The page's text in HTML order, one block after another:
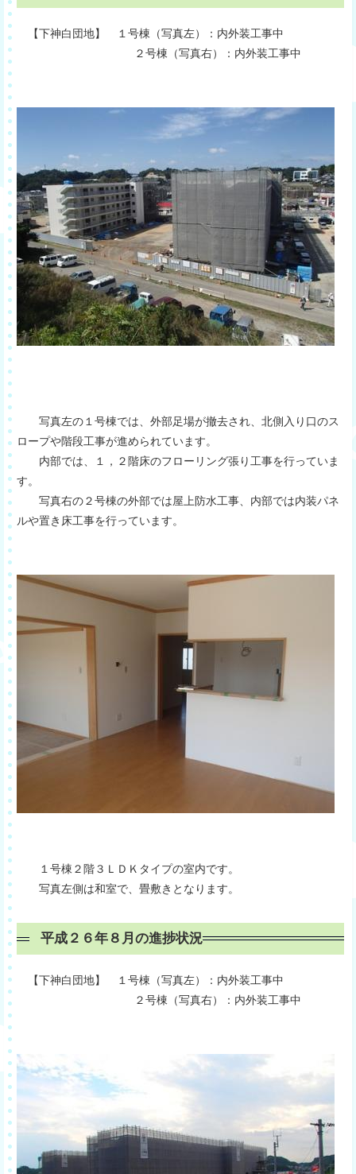
【下神白団地】 １号棟（写真左）：内外装工事中
２号棟（写真右）：内外装工事中
写真左の１号棟では、外部足場が撤去され、北側入り口のス
ロープや階段工事が進められています。
内部では、１，２階床のフローリング張り工事を行っていま
す。
写真右の２号棟の外部では屋上防水工事、内部では内装パネ
ルや置き床工事を行っています。
１号棟２階３ＬＤＫタイプの室内です。
写真左側は和室で、畳敷きとなります。
平成２６年８月の進捗状況
【下神白団地】 １号棟（写真左）：内外装工事中
２号棟（写真右）：内外装工事中